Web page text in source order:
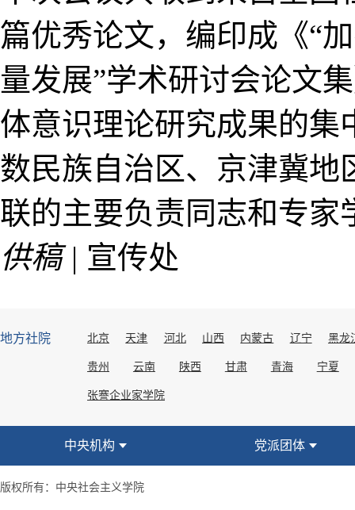
篇优秀论文，编印成《“
量发展”学术研讨会论文
体意识理论研究成果的集
数民族自治区、京津冀地
联的主要负责同志和专家
供稿 | 宣传处
地方社院 北京 天津 河北 山西 内蒙古 辽宁 黑龙
贵州 云南 陕西 甘肃 青海 宁夏
张謇企业家学院
中央机构 党派团体
版权所有：中央社会主义学院